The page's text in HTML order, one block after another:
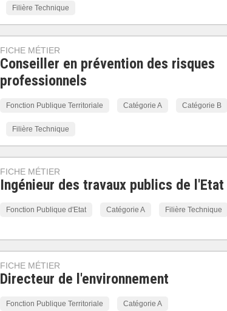
Filière Technique
FICHE MÉTIER
Conseiller en prévention des risques
professionnels
Fonction Publique Territoriale Catégorie A Catégorie B
Filière Technique
FICHE MÉTIER
Ingénieur des travaux publics de l'Etat
Fonction Publique d'Etat Catégorie A Filière Technique
FICHE MÉTIER
Directeur de l'environnement
Fonction Publique Territoriale Catégorie A